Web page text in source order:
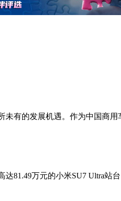
有的发展机遇。作为中国商
81.49万元的小米SU7 Ultra